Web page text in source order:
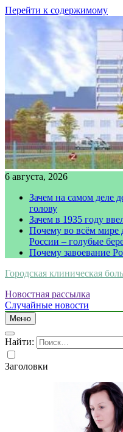
Перейти к содержимому
6 августа, 2026
Зачем на самом деле
голову
Зачем в 1935 году
Почему во всём мире
России – голубые
Почему завоевание
Городская клиническая
Новостная рассылка
Случайные новости
Меню
Найти:
Заголовки